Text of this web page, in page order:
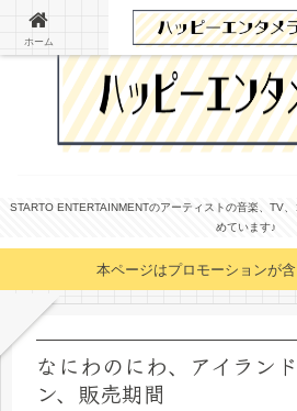
STARTO ENTERTAINMENTのアーティストの音楽、TV
めています♪
本ページはプロモーションが含
なにわのにわ、アイラン
ン、販売期間
ホーム